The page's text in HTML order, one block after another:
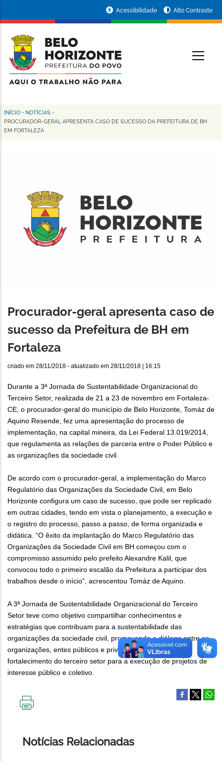
conteúdo
principal
da
Prefeitura
de
Horizonte
Acessibilidade Alto Contraste
Trilha
de
INÍCIO - NOTÍCIAS -
PROCURADOR-GERAL APRESENTA CASO DE SUCESSO DA PREFEITURA DE BH
EM FORTALEZA
Procurador-geral apresenta caso de
sucesso da Prefeitura de BH em
Fortaleza
criado em 28/11/2018 - atualizado em 28/11/2018 | 16:15
Durante a 3ª Jornada de Sustentabilidade Organizacional do
Terceiro Setor, realizada de 21 a 23 de novembro em Fortaleza-
CE, o procurador-geral do município de Belo Horizonte, Tomáz de
Aquino Resende, fez uma apresentação do processo de
implementação, na capital mineira, da Lei Federal 13.019/2014,
que regulamenta as relações de parceria entre o Poder Público e
as organizações da sociedade civil.
De acordo com o procurador-geral, a implementação do Marco
Regulatório das Organizações da Sociedade Civil, em Belo
Horizonte configura um caso de sucesso, que pode ser replicado
em outras cidades, tendo em vista o planejamento, a execução e
o registro do processo, passo a passo, de forma organizada e
didática. “O êxito da implantação do Marco Regulatório das
Organizações da Sociedade Civil em BH começou com o
compromisso assumido pelo prefeito Alexandre Kalil, que
convocou todo o primeiro escalão da Prefeitura a participar dos
trabalhos desde o início”, acrescentou Tomáz de Aquino.
A 3ª Jornada de Sustentabilidade Organizacional do Terceiro
Setor teve como objetivo compartilhar conhecimentos e
estratégias que contribuam para a sustentabilidade das
organizações da sociedade civil, promovendo o diálogo entre as
organizações, entes públicos e privados, com vistas ao
fortalecimento do terceiro setor para a execução de projetos de
interesse público e coletivo.
Notícias Relacionadas